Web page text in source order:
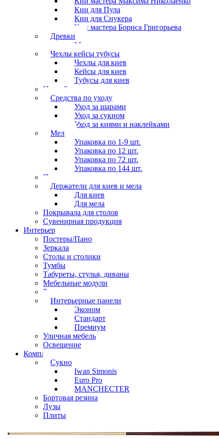
Кии для Пула
Кии для Снукера
Кии мастера Бориса Григорьева
Древки
Мосты для киев
Чехлы кейсы тубусы
Чехлы для киев
Кейсы для киев
Тубусы для киев
Наклейки
Средства по уходу
Уход за шарами
Уход за сукном
Уход за киями и наклейками
Мел
Упаковка по 1-9 шт.
Упаковка по 12 шт.
Упаковка по 72 шт.
Упаковка по 144 шт.
Перчатки
Держатели для киев и мела
Для киев
Для мела
Покрывала для столов
Сувенирная продукция
Интерьер
Постеры/Пано
Зеркала
Столы и столики
Тумбы
Табуреты, стулья, диваны
Мебельные модули
Рамы под картины
Интерьерные панели
Эконом
Стандарт
Премиум
Уличная мебель
Освещение
Комплектующие
Сукно
Iwan Simonis
Euro Pro
MANCHECTER
Бортовая резина
Лузы
Плиты